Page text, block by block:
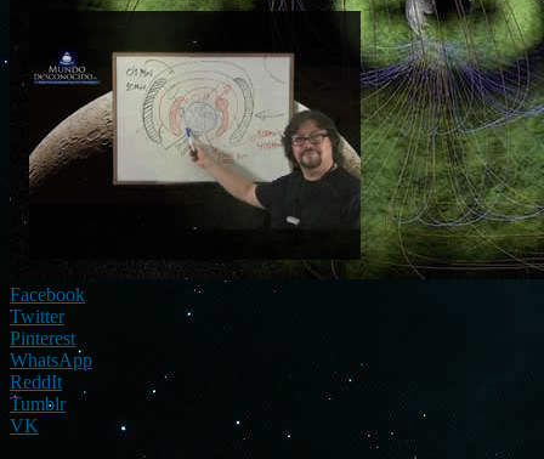
Facebook
Twitter
Pinterest
WhatsApp
ReddIt
Tumblr
VK